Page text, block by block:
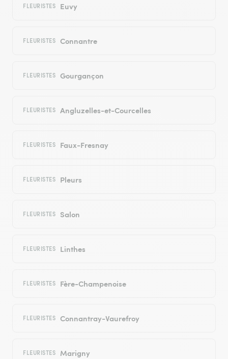
FLEURISTES Euvy
FLEURISTES Connantre
FLEURISTES Gourgançon
FLEURISTES Angluzelles-et-Courcelles
FLEURISTES Faux-Fresnay
FLEURISTES Pleurs
FLEURISTES Salon
FLEURISTES Linthes
FLEURISTES Fère-Champenoise
FLEURISTES Connantray-Vaurefroy
FLEURISTES Marigny